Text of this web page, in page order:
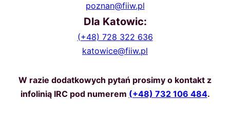
poznan@fiiw.pl
Dla Katowic:
(+48) 728 322 636
katowice@fiiw.pl
W razie dodatkowych pytań prosimy o kontakt z
infolinią IRC pod numerem (+48) 732 106 484.